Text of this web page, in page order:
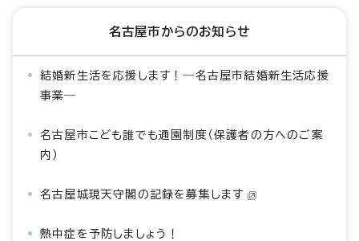
名古屋市からのお知らせ
結婚新生活を応援します！―名古屋市結婚新生活応援
事業―
名古屋市こども誰でも通園制度（保護者の方へのご案
内）
名古屋城現天守閣の記録を募集します
熱中症を予防しましょう！